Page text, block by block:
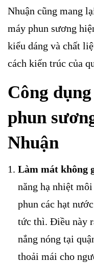
Nhuận cũng mang
máy phun sương
kiểu dáng và chất
cách kiến trúc của
Công
phun
Nhuận
Làm mát không
năng hạ nhiệt
phun các hạt
tức thì. Điều này
nắng nóng tại
thoải mái cho